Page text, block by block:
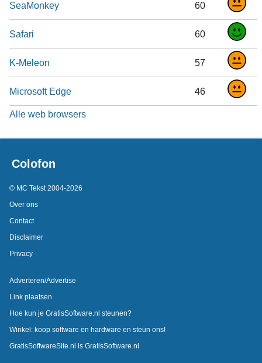
SeaMonkey 60
Safari 60
K-Meleon 57
Microsoft Edge 46
Alle web browsers
Colofon
© MC Tekst 2004-2026
Over ons
Contact
Disclaimer
Privacy
Adverteren/Advertise
Link plaatsen
Hoe kun je GratisSoftware.nl steunen?
Winkel: koop software en hardware en steun ons!
GratisSoftwareSite.nl is GratisSoftware.nl